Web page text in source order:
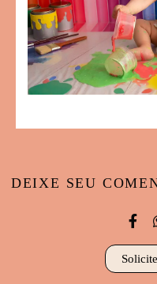
DEIXE SEU